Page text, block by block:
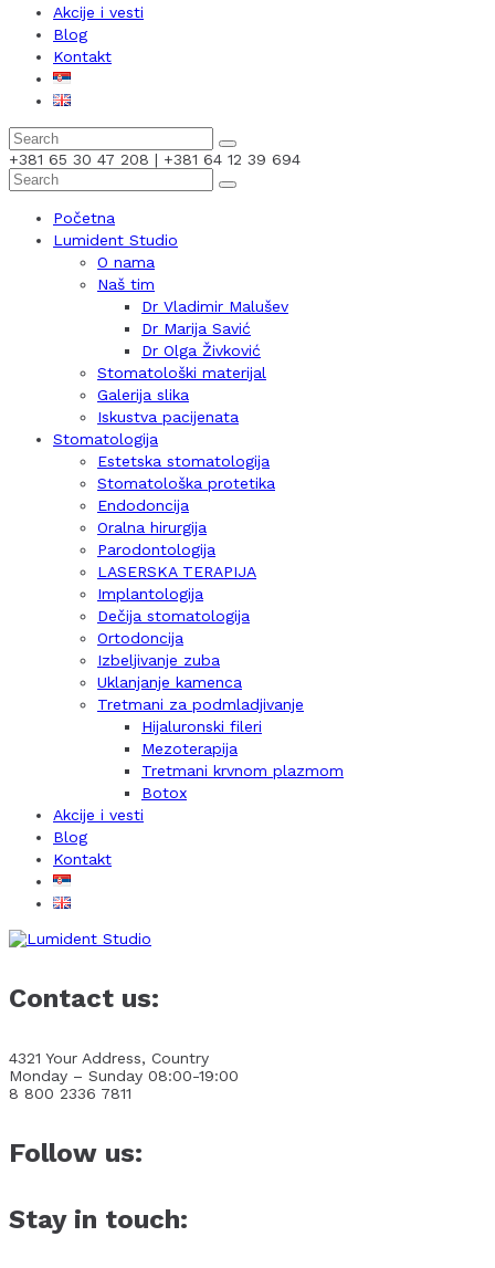
Akcije i vesti
Blog
Kontakt
+381 65 30 47 208 | +381 64 12 39 694
Početna
Lumident Studio
O nama
Naš tim
Dr Vladimir Malušev
Dr Marija Savić
Dr Olga Živković
Stomatološki materijal
Galerija slika
Iskustva pacijenata
Stomatologija
Estetska stomatologija
Stomatološka protetika
Endodoncija
Oralna hirurgija
Parodontologija
LASERSKA TERAPIJA
Implantologija
Dečija stomatologija
Ortodoncija
Izbeljivanje zuba
Uklanjanje kamenca
Tretmani za podmladjivanje
Hijaluronski fileri
Mezoterapija
Tretmani krvnom plazmom
Botox
Akcije i vesti
Blog
Kontakt
Contact us:
4321 Your Address, Country
Monday – Sunday 08:00-19:00
8 800 2336 7811
Follow us:
Stay in touch: